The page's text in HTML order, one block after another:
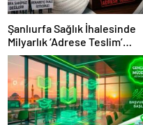
Şanlıurfa Sağlık İhalesinde
Milyarlık ‘Adrese Teslim’
Skandalı İddiası!